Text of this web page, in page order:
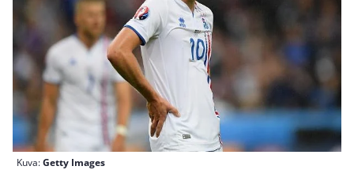
Kuva:Getty Images